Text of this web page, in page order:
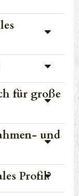
für große
und
Profil?